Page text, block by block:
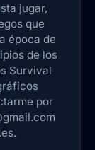
jugar,
que
época de
de los
Survival
por